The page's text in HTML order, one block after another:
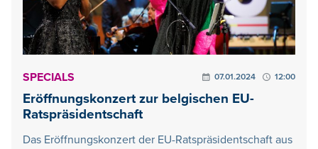
SPECIALS 07.01.2024 12:00
Eröffnungskonzert zur belgischen EU-
Ratspräsidentschaft
Das Eröffnungskonzert der EU-Ratspräsidentschaft aus